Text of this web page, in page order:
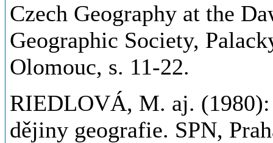
Czech Geography at the
Geographic Society,
Olomouc, s. 11-22.
RIEDLOVÁ, M. aj. (1980):
dějiny geografie. SPN,